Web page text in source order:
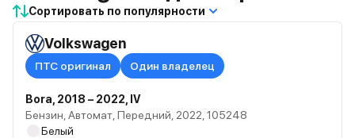
Сортировать по популярности
Volkswagen
ПТС оригинал Один владелец
Bora, 2018 – 2022, IV
Бензин, Автомат, Передний, 2022, 105248
Белый